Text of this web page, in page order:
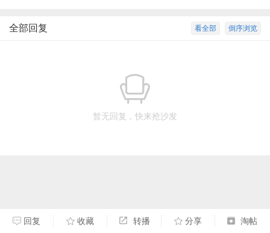
倒序浏览
看全部
全部回复
暂无回复，快来抢沙发
回复 收藏 转播 分享 淘帖